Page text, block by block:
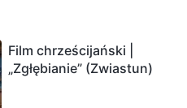
Film chrześcijański |
„Zgłębianie” (Zwiastun)